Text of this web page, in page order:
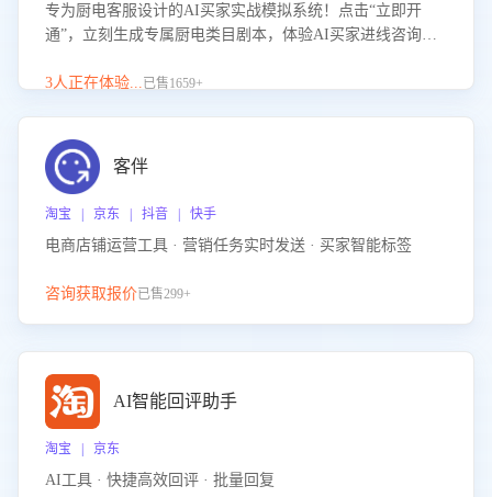
专为厨电客服设计的AI买家实战模拟系统！点击“立即开
通”，立刻生成专属厨电类目剧本，体验AI买家进线咨询真
实场景应对技巧！
3人正在体验...已售1659+
客伴
淘宝 | 京东 | 抖音 | 快手
电商店铺运营工具 · 营销任务实时发送 · 买家智能标签
咨询获取报价已售299+
AI智能回评助手
淘宝 | 京东
AI工具 · 快捷高效回评 · 批量回复